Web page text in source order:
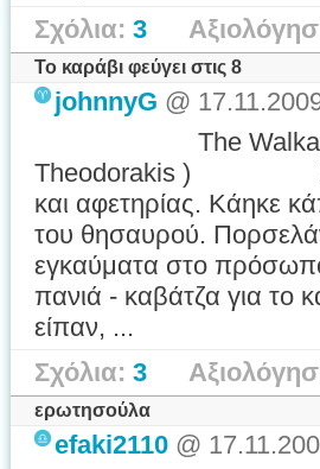
Σχόλια: 3
To καράβι φεύγει στις 8
johnnyG @
The Walkabouts -
Theodorakis )
και αφετηρίας. Κάηκε
του θησαυρού.
εγκαύματα στο
πανιά - καβάτζα για το
είπαν, ...
Σχόλια: 3
ερωτησούλα
efaki2110 @